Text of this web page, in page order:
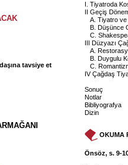
tavsiye et
I. Tiyatroda
II Geçiş
A. Tiyatro ve
B. Düşünce
C.
III Düzyazı
A.
B. Duygulu
C.
IV Çağdaş
Sonuç
Notlar
Bibliyografya
Dizin
OKUMA
Önsöz, s. 9-